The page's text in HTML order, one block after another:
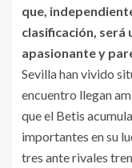
que,
clasificación, será
apasionante y
Sevilla han vivido
encuentro llegan
que el Betis
importantes en su
tres ante rivales